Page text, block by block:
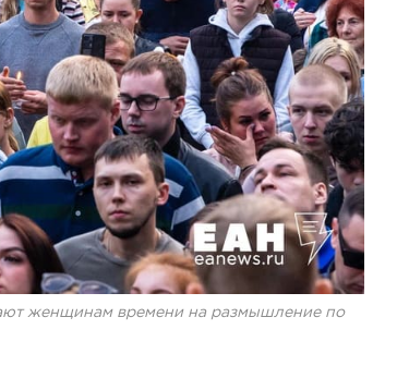
женщинам времени на размышление по